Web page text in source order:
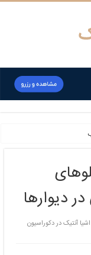
هر فضا
دیوارها
اشیا آنتیک در دکوراسیون